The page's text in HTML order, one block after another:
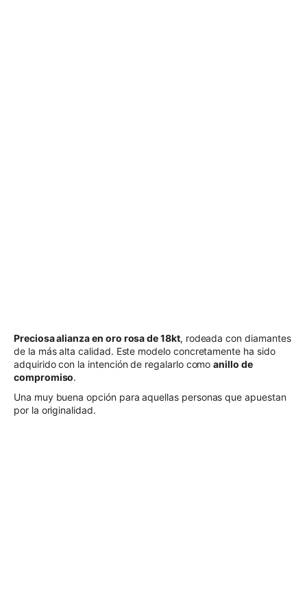
Preciosa alianza en oro rosa de 18kt, rodeada con diamantes
de la más alta calidad. Este modelo concretamente ha sido
adquirido con la intención de regalarlo comoanillo de
compromiso.
Una muy buena opción para aquellas personas que apuestan
por la originalidad.